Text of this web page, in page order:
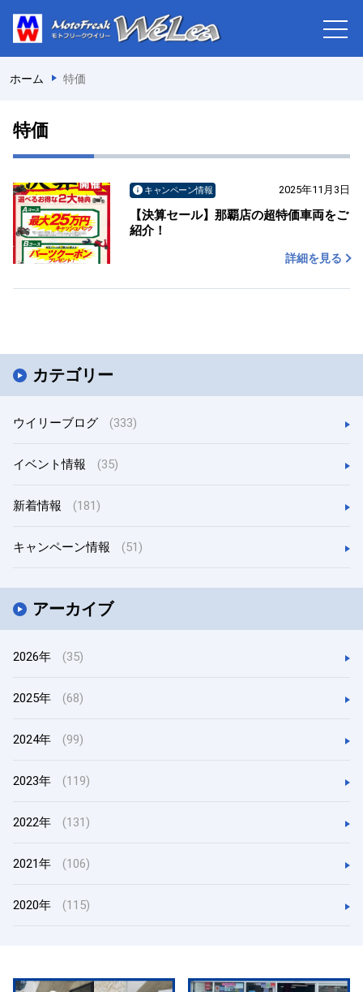
ホーム 特価
カテゴリー
ウイリーブログ (333)
イベント情報 (35)
新着情報 (181)
キャンペーン情報 (51)
アーカイブ
2026年 (35)
2025年 (68)
2024年 (99)
2023年 (119)
2022年 (131)
2021年 (106)
2020年 (115)
特価
キャンペーン情報 2025年11月3日
【決算セール】那覇店の超特価車両をご
紹介！
詳細を見る